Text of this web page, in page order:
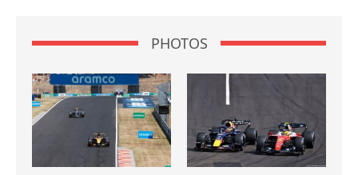
PHOTOS